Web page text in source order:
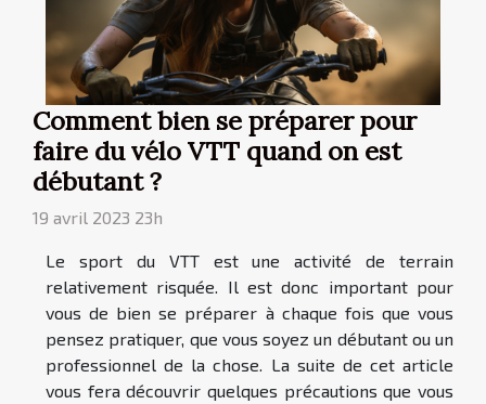
Comment bien se préparer pour
faire du vélo VTT quand on est
débutant ?
19 avril 2023 23h
Le sport du VTT est une activité de terrain
relativement risquée. Il est donc important pour
vous de bien se préparer à chaque fois que vous
pensez pratiquer, que vous soyez un débutant ou un
professionnel de la chose. La suite de cet article
vous fera découvrir quelques précautions que vous